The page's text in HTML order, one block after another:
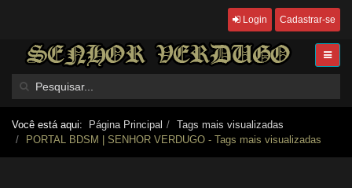
Login Cadastrar-se
Você está aqui: Página Principal
Tags mais visualizadas
PORTAL BDSM | SENHOR VERDUGO - Tags mais visualizadas